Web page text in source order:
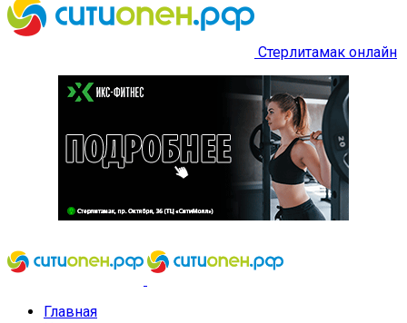
Стерлитамак онлайн
Главная